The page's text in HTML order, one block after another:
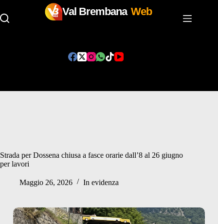
Val Brembana Web
Strada per Dossena chiusa a fasce orarie dall’8 al 26 giugno
per lavori
Maggio 26, 2026 In evidenza